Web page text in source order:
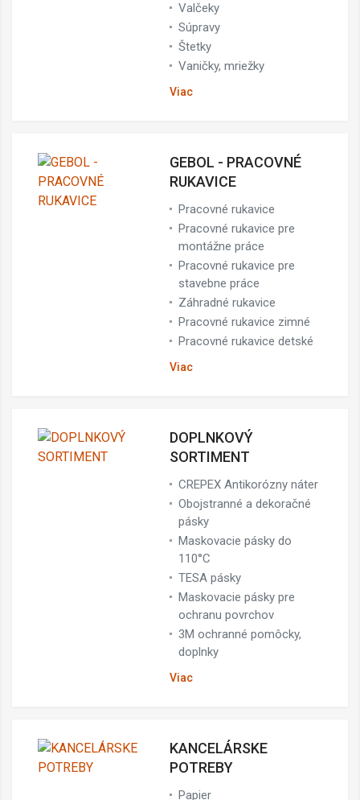
Valčeky
Súpravy
Štetky
Vaničky, mriežky
Viac
GEBOL - PRACOVNÉ
RUKAVICE
Pracovné rukavice
Pracovné rukavice pre
montážne práce
Pracovné rukavice pre
stavebne práce
Záhradné rukavice
Pracovné rukavice zimné
Pracovné rukavice detské
Viac
DOPLNKOVÝ
SORTIMENT
CREPEX Antikorózny náter
Obojstranné a dekoračné
pásky
Maskovacie pásky do
110°C
TESA pásky
Maskovacie pásky pre
ochranu povrchov
3M ochranné pomôcky,
doplnky
Viac
KANCELÁRSKE
POTREBY
Papier